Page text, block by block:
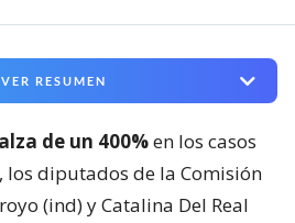
VER RESUMEN
alza de un 400%en los casos
los diputados de la Comisión
(ind) y Catalina Del Real